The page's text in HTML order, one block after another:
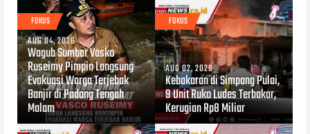
FOKUS
AUG 04, 2026
Wagub Sumbar Vasko
Ruseimy Pimpin Langsung
Evakuasi Warga Terjebak
Banjir di Padang Tengah
Malam
FOKUS
AUG 02, 2026
Kebakaran di Simpang Pulai,
9 Unit Ruko Ludes Terbakar,
Kerugian Rp8 Miliar